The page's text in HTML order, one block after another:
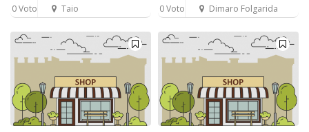
0 Voto Taio 0 Voto Dimaro Folgarida